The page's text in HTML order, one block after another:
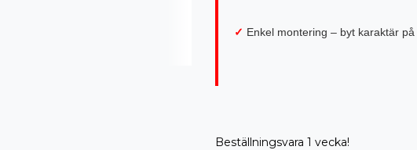
✓ Enkel montering – byt karaktär
Beställningsvara 1 vecka!